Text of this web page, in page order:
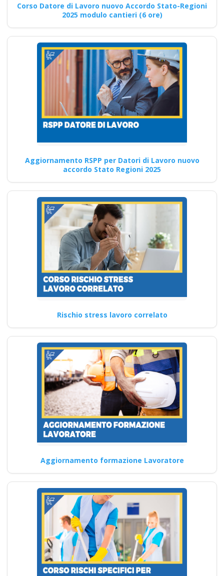
accordo stato
regioni 2025 rspp
esterno interno rls
rlst preposto datore
Evento formativo
seminari gratuiti più
partecipati dai
soggetto formatore
italiani di
aggiornamento
obbligatorio
ASPP/RSPP
(DL.81/08, RSPP) e
CSP/CSE (DL.81/08)
Lezioni Scadenze,
adempimenti,
obblighi, periodicità
della sicurezza
tabella corsi tutti
con nuovo Accordo
2025 DRV -
Documento
Online formazione in
salute e sicurezza
rspp datore di lavoro
Migliorare le competenze
professionali attraverso i corsi
specifici sulla sicurezza in
azienda…
Continua
Quali sono le
responsabilità dei
lavoratori in
relazione
all'aggiornamento
del RSPP?
Corso Datore di Lavoro nuovo Accordo Stato-Regioni
2025 modulo cantieri (6 ore)
Aggiornamento RSPP per Datori di Lavoro nuovo
accordo Stato Regioni 2025
Rischio stress lavoro correlato
Aggiornamento formazione Lavoratore